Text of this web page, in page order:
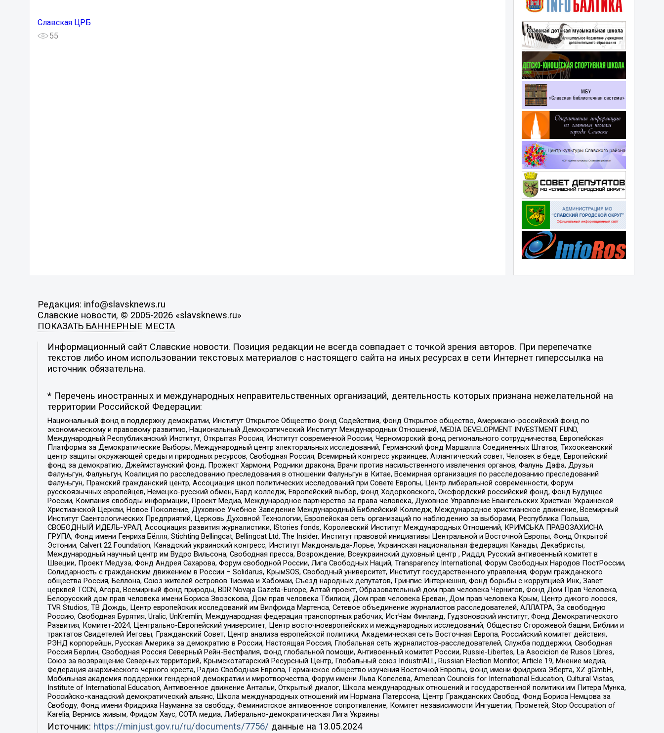
Славская ЦРБ
55
Редакция: info@slavsknews.ru
Славские новости, © 2005-2026 «slavsknews.ru»
ПОКАЗАТЬ БАННЕРНЫЕ МЕСТА
Информационный сайт Славские новости. Позиция редакции не всегда совпадает с точкой зрения авторов. При перепечатке
текстов либо ином использовании текстовых материалов с настоящего сайта на иных ресурсах в сети Интернет гиперссылка на
источник обязательна.
* Перечень иностранных и международных неправительственных организаций, деятельность которых признана нежелательной на
территории Российской Федерации:
Национальный фонд в поддержку демократии, Институт Открытое Общество Фонд Содействия, Фонд Открытое общество, Американо-российский фонд по
экономическому и правовому развитию, Национальный Демократический Институт Международных Отношений, MEDIA DEVELOPMENT INVESTMENT FUND,
Международный Республиканский Институт, Открытая Россия, Институт современной России, Черноморский фонд регионального сотрудничества, Европейская
Платформа за Демократические Выборы, Международный центр электоральных исследований, Германский фонд Маршалла Соединенных Штатов, Тихоокеанский
центр защиты окружающей среды и природных ресурсов, Свободная Россия, Всемирный конгресс украинцев, Атлантический совет, Человек в беде, Европейский
фонд за демократию, Джеймстаунский фонд, Прожект Хармони, Родники дракона, Врачи против насильственного извлечения органов, Фалунь Дафа, Друзья
Фалуньгун, Фалуньгун, Коалиция по расследованию преследования в отношении Фалуньгун в Китае, Всемирная организация по расследованию преследований
Фалуньгун, Пражский гражданский центр, Ассоциация школ политических исследований при Совете Европы, Центр либеральной современности, Форум
русскоязычных европейцев, Немецко-русский обмен, Бард колледж, Европейский выбор, Фонд Ходорковского, Оксфордский российский фонд, Фонд Будущее
России, Компания свободы информации, Проект Медиа, Международное партнерство за права человека, Духовное Управление Евангельских Христиан Украинской
Христианской Церкви, Новое Поколение, Духовное Учебное Заведение Международный Библейский Колледж, Международное христианское движение, Всемирный
Институт Саентологических Предприятий, Церковь Духовной Технологии, Европейская сеть организаций по наблюдению за выборами, Республика Польша,
СВОБОДНЫЙ ИДЕЛЬ-УРАЛ, Ассоциация развития журналистики, IStories fonds, Королевский Институт Международных Отношений, КРИМСЬКА ПРАВОЗАХИСНА
ГРУПА, Фонд имени Генриха Бёлля, Stichting Bellingcat, Bellingcat Ltd, The Insider, Институт правовой инициативы Центральной и Восточной Европы, Фонд Открытой
Эстонии, Calvert 22 Foundation, Канадский украинский конгресс, Институт Макдональда-Лорье, Украинская национальная федерация Канады, Декабристы,
Международный научный центр им Вудро Вильсона, Свободная пресса, Возрождение, Всеукраинский духовный центр , Риддл, Русский антивоенный комитет в
Швеции, Проект Медуза, Фонд Андрея Сахарова, Форум свободной России, Лига Свободных Наций, Transparеncy International, Форум Свободных Народов ПостРоссии,
Солидарность с гражданским движением в России – Solidarus, КрымSOS, Свободный университет, Институт государственного управления, Форум гражданского
общества Россия, Беллона, Союз жителей островов Тисима и Хабомаи, Съезд народных депутатов, Гринпис Интернешнл, Фонд борьбы с коррупцией Инк, Завет
церквей TCCN, Агора, Всемирный фонд природы, BDR Novaja Gazeta-Europe, Алтай проект, Образовательный дом прав человека Чернигов, Фонд Дом Прав Человека,
Белорусский дом прав человека имени Бориса Звозскова, Дом прав человека Тбилиси, Дом прав человека Ереван, Дом прав человека Крым, Центр дикого лосося,
TVR Studios, ТВ Дождь, Центр европейских исследований им Вилфрида Мартенса, Сетевое объединение журналистов расследователей, АЛЛАТРА, За свободную
Россию, Свободная Бурятия, Uralic, UnKremlin, Международная федерация транспортных рабочих, ИстЧам Финланд, Гудзоновский институт, Фонд Демократического
Развития, Комитет-2024, Центрально-Европейский университет, Центр восточноевропейских и международных исследований, Общество Сторожевой башни, Библии и
трактатов Свидетелей Иеговы, Гражданский Совет, Центр анализа европейской политики, Академическая сеть Восточная Европа, Российский комитет действия,
РЭНД корпорейшн, Русская Америка за демократию в России, Настоящая Россия, Глобальная сеть журналистов-расследователей, Служба поддержки, Свободная
Россия Берлин, Свободная Россия Северный Рейн-Вестфалия, Фонд глобальной помощи, Антивоенный комитет России, Russie-Libertes, La Asocicion de Rusos Libres,
Союз за возвращение Северных территорий, Крымскотатарский Ресурсный Центр, Глобальный союз IndustriALL, Russian Election Monitor, Article 19, Мнение медиа,
Федерация анархического черного креста, Радио Свободная Европа, Германское общество изучения Восточной Европы, Фонд имени Фридриха Эберта, XZ gGmbH,
Мобильная академия поддержки гендерной демократии и миротворчества, Форум имени Льва Копелева, American Councils for International Education, Cultural Vistas,
Institute of International Education, Антивоенное движение Антальи, Открытый диалог, Школа международных отношений и государственной политики им Питера Мунка,
Российско-канадский демократический альянс, Школа международных отношений им Нормана Патерсона, Центр Гражданских Свобод, Фонд Бориса Немцова за
Свободу, Фонд имени Фридриха Науманна за свободу, Феминистское антивоенное сопротивление, Комитет независимости Ингушетии, Прометей, Stop Occupation of
Karelia, Вернись живым, Фридом Хаус, СОТА медиа, Либерально-демократическая Лига Украины
Источник: https://minjust.gov.ru/ru/documents/7756/ данные на 13.05.2024